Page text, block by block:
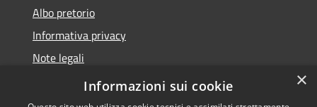
Albo pretorio
Informativa privacy
Note legali
Dichiarazione di accessibilità
×
Informazioni sui cookie